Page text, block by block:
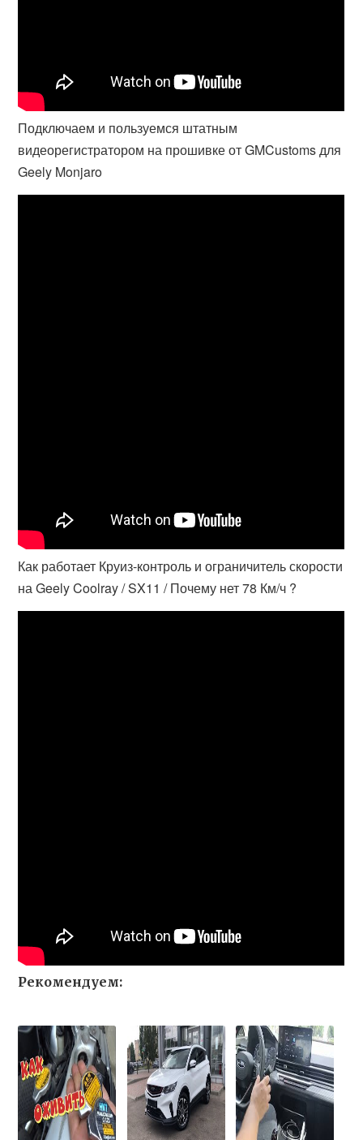
Подключаем и пользуемся штатным
видеорегистратором на прошивке от GMCustoms для
Geely Monjaro
Как работает Круиз-контроль и ограничитель скорости
на Geely Coolray / SX11 / Почему нет 78 Км/ч ?
Рекомендуем: